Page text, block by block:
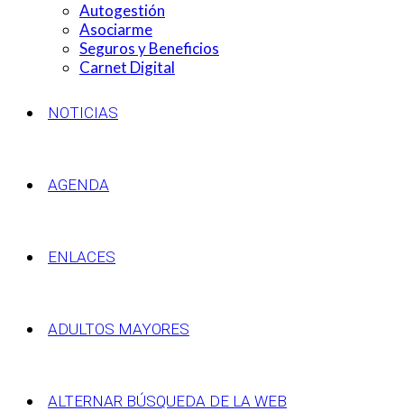
Autogestión
Asociarme
Seguros y Beneficios
Carnet Digital
NOTICIAS
AGENDA
ENLACES
ADULTOS MAYORES
ALTERNAR BÚSQUEDA DE LA WEB